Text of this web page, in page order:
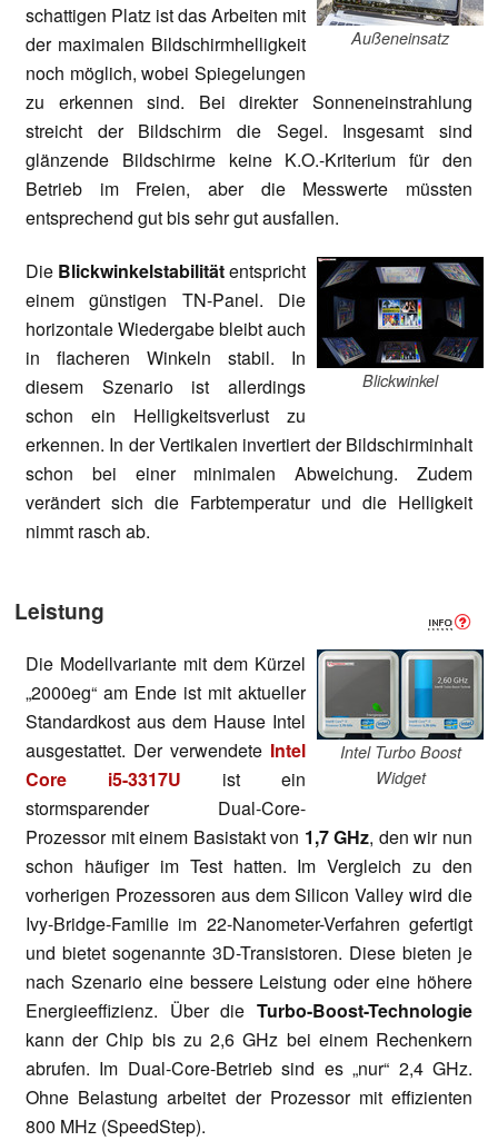
Außeneinsatz
schattigen Platz ist das Arbeiten mit
der maximalen Bildschirmhelligkeit
noch möglich, wobei Spiegelungen
zu erkennen sind. Bei direkter Sonneneinstrahlung
streicht der Bildschirm die Segel. Insgesamt sind
glänzende Bildschirme keine K.O.-Kriterium für den
Betrieb im Freien, aber die Messwerte müssten
entsprechend gut bis sehr gut ausfallen.
Blickwinkel
Die Blickwinkelstabilitätentspricht
einem günstigen TN-Panel. Die
horizontale Wiedergabe bleibt auch
in flacheren Winkeln stabil. In
diesem Szenario ist allerdings
schon ein Helligkeitsverlust zu
erkennen. In der Vertikalen invertiert der Bildschirminhalt
schon bei einer minimalen Abweichung. Zudem
verändert sich die Farbtemperatur und die Helligkeit
nimmt rasch ab.
Leistung
Intel Turbo Boost
Widget
Die Modellvariante mit dem Kürzel
„2000eg“ am Ende ist mit aktueller
Standardkost aus dem Hause Intel
ausgestattet. Der verwendete Intel
Core i5-3317U ist ein
stormsparender Dual-Core-
Prozessor mit einem Basistakt von 1,7 GHz, den wir nun
schon häufiger im Test hatten. Im Vergleich zu den
vorherigen Prozessoren aus dem Silicon Valley wird die
Ivy-Bridge-Familie im 22-Nanometer-Verfahren gefertigt
und bietet sogenannte 3D-Transistoren. Diese bieten je
nach Szenario eine bessere Leistung oder eine höhere
Energieeffizienz. Über die Turbo-Boost-Technologie
kann der Chip bis zu 2,6 GHz bei einem Rechenkern
abrufen. Im Dual-Core-Betrieb sind es „nur“ 2,4 GHz.
Ohne Belastung arbeitet der Prozessor mit effizienten
800 MHz (SpeedStep).